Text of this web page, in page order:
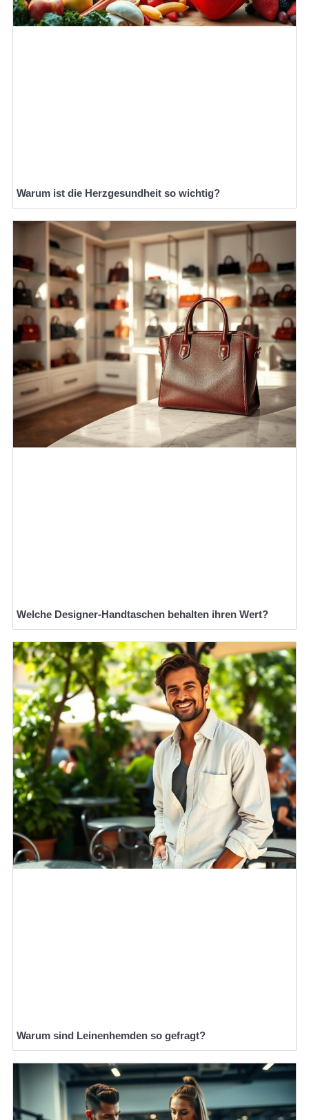
Warum ist die Herzgesundheit so wichtig?
Welche Designer-Handtaschen behalten ihren Wert?
Warum sind Leinenhemden so gefragt?